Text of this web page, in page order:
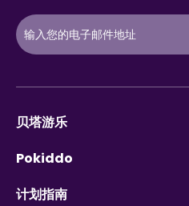
贝塔游乐
Pokiddo
计划指南